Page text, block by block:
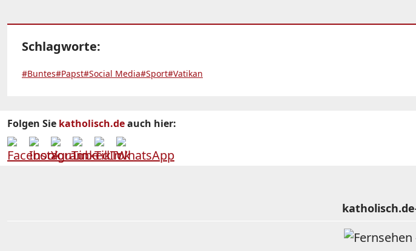
Schlagworte:
#Buntes#Papst#Social Media#Sport#Vatikan
Folgen Sie katholisch.deauch hier: